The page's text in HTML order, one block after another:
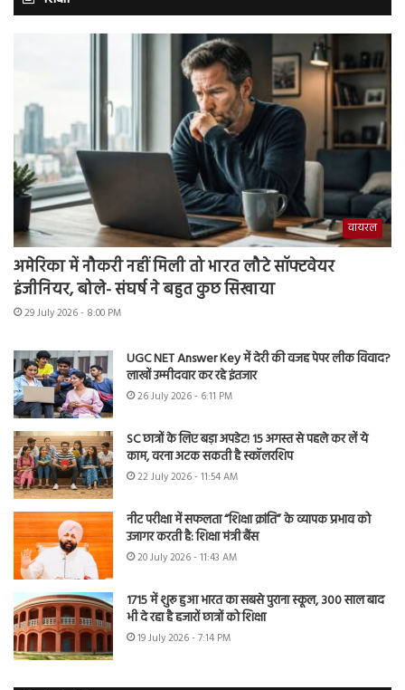
वायरल
अमेरिका में नौकरी नहीं मिली तो भारत लौटे सॉफ्टवेयर
इंजीनियर, बोले- संघर्ष ने बहुत कुछ सिखाया
29 July 2026 - 8:00 PM
UGC NET Answer Key में देरी की वजह पेपर लीक विवाद?
लाखों उम्मीदवार कर रहे इंतजार
26 July 2026 - 6:11 PM
SC छात्रों के लिए बड़ा अपडेट! 15 अगस्त से पहले कर लें ये
काम, वरना अटक सकती है स्कॉलरशिप
22 July 2026 - 11:54 AM
नीट परीक्षा में सफलता “शिक्षा क्रांति” के व्यापक प्रभाव को
उजागर करती है: शिक्षा मंत्री बैंस
20 July 2026 - 11:43 AM
1715 में शुरू हुआ भारत का सबसे पुराना स्कूल, 300 साल बाद
भी दे रहा है हजारों छात्रों को शिक्षा
19 July 2026 - 7:14 PM